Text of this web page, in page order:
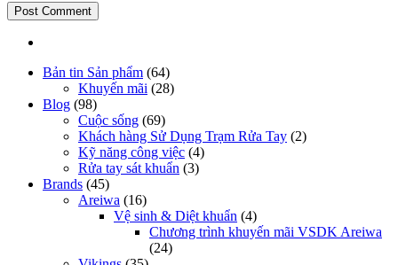
Bản tin Sản phẩm (64)
Khuyến mãi (28)
Blog (98)
Cuộc sống (69)
Khách hàng Sử Dụng Trạm Rửa Tay (2)
Kỹ năng công việc (4)
Rửa tay sát khuẩn (3)
Brands (45)
Areiwa (16)
Vệ sinh & Diệt khuẩn (4)
Chương trình khuyến mãi VSDK Areiwa
(24)